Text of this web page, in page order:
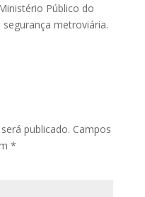
Público do
metroviária.
publicado. Campos
*